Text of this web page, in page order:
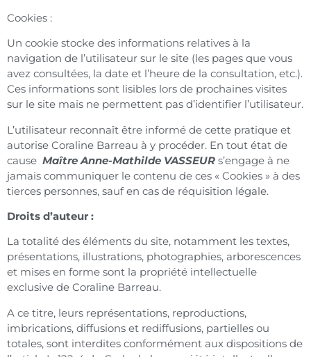
Cookies :
Un cookie stocke des informations relatives à la
navigation de l’utilisateur sur le site (les pages que vous
avez consultées, la date et l’heure de la consultation, etc.).
Ces informations sont lisibles lors de prochaines visites
sur le site mais ne permettent pas d’identifier l’utilisateur.
L’utilisateur reconnaît être informé de cette pratique et
autorise Coraline Barreau à y procéder. En tout état de
cause Maître Anne-Mathilde VASSEUR s’engage à ne
jamais communiquer le contenu de ces « Cookies » à des
tierces personnes, sauf en cas de réquisition légale.
Droits d’auteur :
La totalité des éléments du site, notamment les textes,
présentations, illustrations, photographies, arborescences
et mises en forme sont la propriété intellectuelle
exclusive de Coraline Barreau.
A ce titre, leurs représentations, reproductions,
imbrications, diffusions et rediffusions, partielles ou
totales, sont interdites conformément aux dispositions de